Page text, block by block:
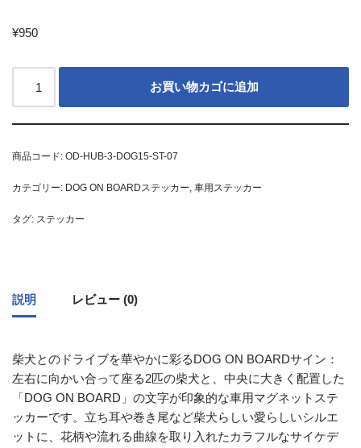
¥950
お買い物カゴに追加
商品コード: OD-HUB-3-DOG15-ST-07
カテゴリー: DOG ON BOARDステッカー, 車用ステッカー
タグ: ステッカー
説明 レビュー (0)
柴犬とのドライブを華やかに彩るDOG ON BOARDサイン：
左右に向かい合って座る2匹の柴犬と、中央に大きく配置した
「DOG ON BOARD」の文字が印象的な車用マグネットステ
ッカーです。立ち耳や巻き尾など柴犬らしい愛らしいシルエ
ットに、花柄や流れる曲線を取り入れたカラフルなサイケデ